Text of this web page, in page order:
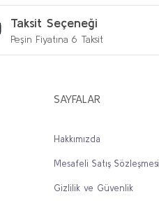
Taksit Seçeneği
Peşin Fiyatına 6 Taksit
SAYFALAR
Hakkımızda
Mesafeli Satış Sözleşmesi
Gizlilik ve Güvenlik